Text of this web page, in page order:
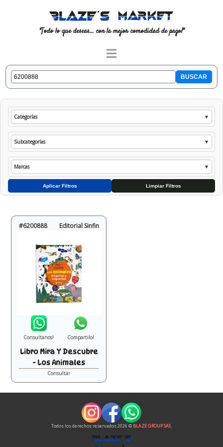
"Todo lo que deseas... con la mejor comodidad de pago!"
Categorías ▼
Subcategorías ▼
Marcas ▼
Aplicar Filtros Limpiar Filtros
Editorial Sinfin
#6200888
Consultanos! Compartilo!
Libro Mira Y Descubre
- Los Animales
Consultar
Todos los derechos reservados 2026 © BLAZE GROUP SAS.